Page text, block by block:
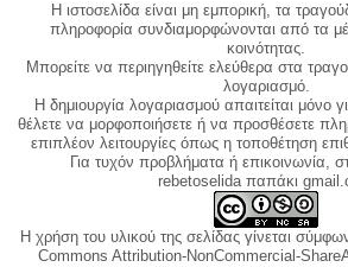
Η ιστοσελίδα είναι μη εμπορική, τα
πληροφορία συνδιαμορφώνονται από τα
κοινότητας.
Μπορείτε να περιηγηθείτε ελεύθερα στα
λογαριασμό.
Η δημιουργία λογαριασμού απαιτείται μόνο
θέλετε να μορφοποιήσετε ή να προσθέσετε
επιπλέον λειτουργίες όπως η τοποθέτηση
Για τυχόν προβλήματα ή επικοινωνία,
rebetoselida παπάκι
Η χρήση του υλικού της σελίδας γίνεται
Commons Attribution-NonCommercial-